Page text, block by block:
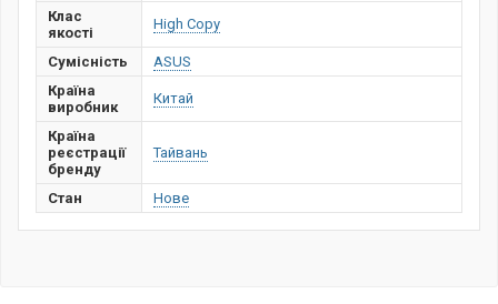
Клас
якості
High Copy
Сумісність
ASUS
Країна
виробник
Китай
Країна
реєстрації
бренду
Тайвань
Стан Нове